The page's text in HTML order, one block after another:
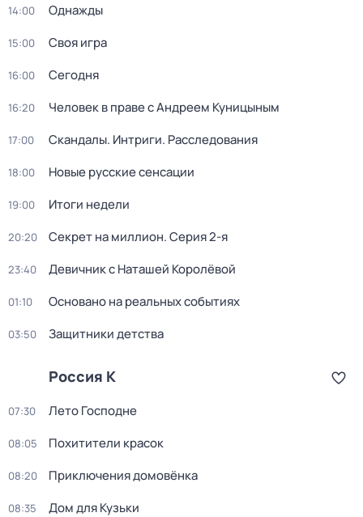
14:00 Однажды
15:00 Своя игра
16:00 Сегодня
16:20 Человек в праве с Андреем Куницыным
17:00 Скандалы. Интриги. Расследования
18:00 Новые русские сенсации
19:00 Итоги недели
20:20 Секрет на миллион. Серия 2-я
23:40 Девичник с Наташей Королёвой
01:10 Основано на реальных событиях
03:50 Защитники детства
Россия К
07:30 Лето Господне
08:05 Похитители красок
08:20 Приключения домовёнка
08:35 Дом для Кузьки